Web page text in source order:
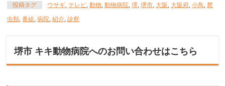
投稿タグ ウサギ テレビ ,動物 ,動物病院 ,堺 ,堺市 大阪 大阪府 ,小鳥 爬
虫類 ,番組 ,病院 ,紹介 ,診察
堺市 キキ動物病院へのお問い合わせはこちら